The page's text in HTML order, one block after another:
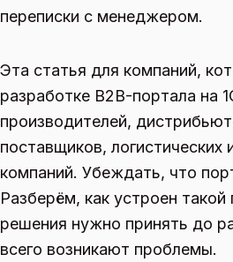
переписки с менеджером.
Эта статья для компаний,
разработке B2B-портала на
производителей,
поставщиков,
компаний. Убеждать, что
Разберём, как устроен такой
решения нужно принять до
всего возникают проблемы.